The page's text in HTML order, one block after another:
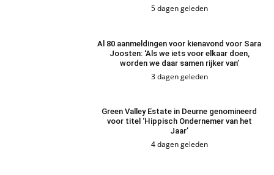
5 dagen geleden
Al 80 aanmeldingen voor kienavond voor Sara
Joosten: ‘Als we iets voor elkaar doen,
worden we daar samen rijker van’
3 dagen geleden
Green Valley Estate in Deurne genomineerd
voor titel ‘Hippisch Ondernemer van het
Jaar’
4 dagen geleden